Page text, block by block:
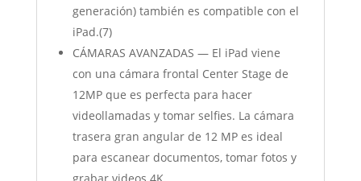
generación) también es compatible con el
iPad.(7)
CÁMARAS AVANZADAS — El iPad viene
con una cámara frontal Center Stage de
12MP que es perfecta para hacer
videollamadas y tomar selfies. La cámara
trasera gran angular de 12 MP es ideal
para escanear documentos, tomar fotos y